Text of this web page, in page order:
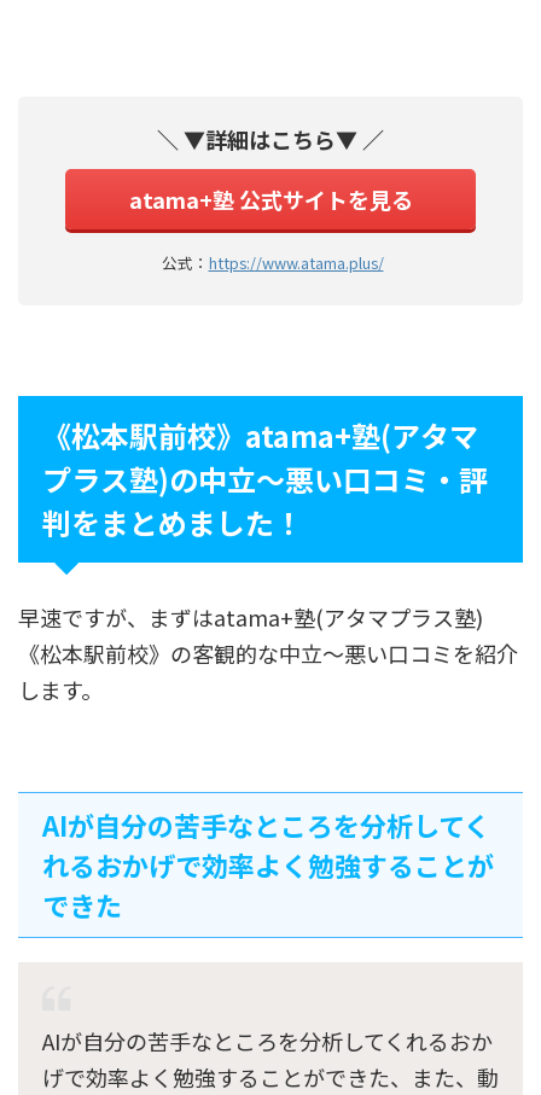
＼ ▼詳細はこちら▼ ／
atama+塾 公式サイトを見る
公式： https://www.atama.plus/
《松本駅前校》atama+塾(アタマ
プラス塾)の中立〜悪い口コミ・評
判をまとめました！
早速ですが、まずはatama+塾(アタマプラス塾)
《松本駅前校》の客観的な中立〜悪い口コミを紹介
します。
AIが自分の苦手なところを分析してく
れるおかげで効率よく勉強することが
できた
AIが自分の苦手なところを分析してくれるおか
げで効率よく勉強することができた、また、動